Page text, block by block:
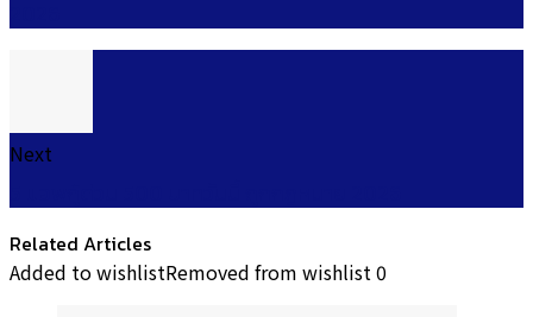
Next
Related Articles
Added to wishlistRemoved from wishlist0